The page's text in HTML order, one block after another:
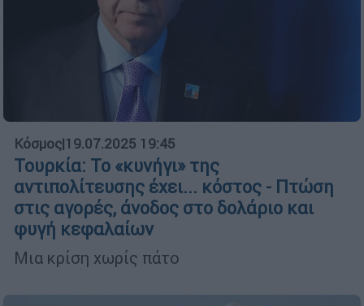
Κόσμος|19.07.2025 19:45
Τουρκία: Το «κυνήγι» της
αντιπολίτευσης έχει... κόστος - Πτώση
στις αγορές, άνοδος στο δολάριο και
φυγή κεφαλαίων
Μια κρίση χωρίς πάτο